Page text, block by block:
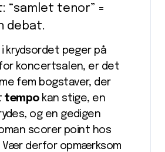
“samlet tenor” =
debat.
krydsordet peger på
koncertsalen, er det
fem bogstaver, der
tempokan stige, en
og en gedigen
scorer point hos
Vær derfor opmærksom